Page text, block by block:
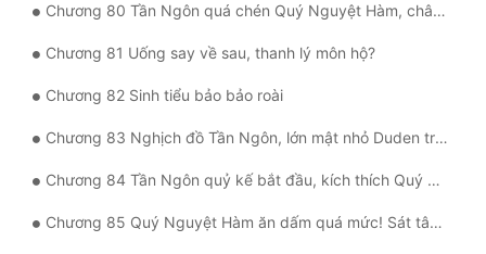
Chương 80 Tần Ngôn quá chén Quý Nguyệt Hàm, chân tướng tra ra manh mối
Chương 81 Uống say về sau, thanh lý môn hộ?
Chương 82 Sinh tiểu bảo bảo roài
Chương 83 Nghịch đồ Tần Ngôn, lớn mật nhỏ Duden trận
Chương 84 Tần Ngôn quỷ kế bắt đầu, kích thích Quý Nguyệt Hàm
Chương 85 Quý Nguyệt Hàm ăn dấm quá mức! Sát tâm bạo khởi